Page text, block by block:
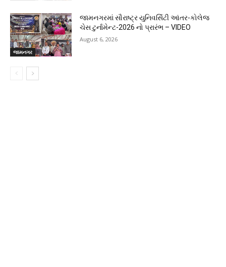
જામનગર
જામનગરમાં સૌરાષ્ટ્ર યુનિવર્સિટી આંતર-કોલેજ
ચેસ ટુર્નામેન્ટ-2026 નો પ્રારંભ – VIDEO
August 6, 2026